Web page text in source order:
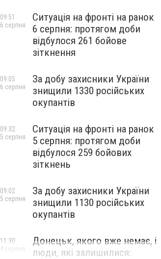
Ситуація на фронті на ранок
6 серпня: протягом доби
відбулося 261 бойове
зіткнення
09:51
6 серпня
За добу захисники України
знищили 1330 російських
окупантів
09:05
6 серпня
Ситуація на фронті на ранок
5 серпня: протягом доби
відбулося 259 бойових
зіткнень
09:32
5 серпня
За добу захисники України
знищили 1130 російських
окупантів
09:02
5 серпня
Донецьк, якого вже немає, і
люди, які залишилися:
11:30
4 серпня